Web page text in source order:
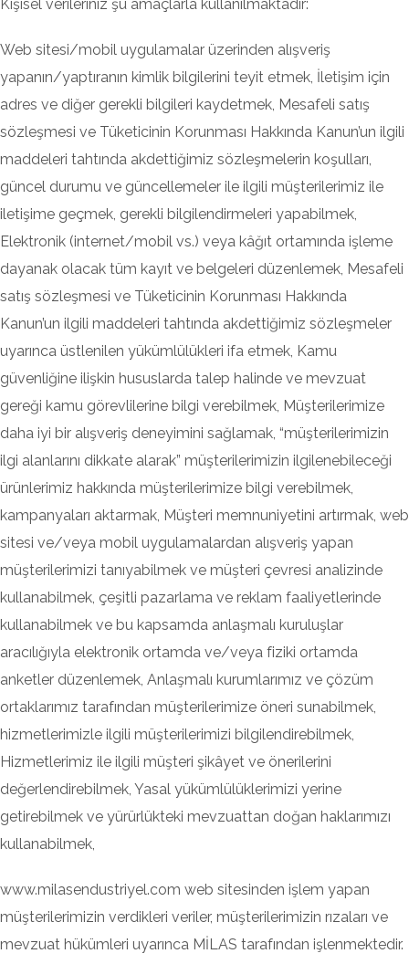
Kişisel verileriniz şu amaçlarla kullanılmaktadır:
Web sitesi/mobil uygulamalar üzerinden alışveriş
yapanın/yaptıranın kimlik bilgilerini teyit etmek, İletişim için
adres ve diğer gerekli bilgileri kaydetmek, Mesafeli satış
sözleşmesi ve Tüketicinin Korunması Hakkında Kanun’un ilgili
maddeleri tahtında akdettiğimiz sözleşmelerin koşulları,
güncel durumu ve güncellemeler ile ilgili müşterilerimiz ile
iletişime geçmek, gerekli bilgilendirmeleri yapabilmek,
Elektronik (internet/mobil vs.) veya kâğıt ortamında işleme
dayanak olacak tüm kayıt ve belgeleri düzenlemek, Mesafeli
satış sözleşmesi ve Tüketicinin Korunması Hakkında
Kanun’un ilgili maddeleri tahtında akdettiğimiz sözleşmeler
uyarınca üstlenilen yükümlülükleri ifa etmek, Kamu
güvenliğine ilişkin hususlarda talep halinde ve mevzuat
gereği kamu görevlilerine bilgi verebilmek, Müşterilerimize
daha iyi bir alışveriş deneyimini sağlamak, “müşterilerimizin
ilgi alanlarını dikkate alarak” müşterilerimizin ilgilenebileceği
ürünlerimiz hakkında müşterilerimize bilgi verebilmek,
kampanyaları aktarmak, Müşteri memnuniyetini artırmak, web
sitesi ve/veya mobil uygulamalardan alışveriş yapan
müşterilerimizi tanıyabilmek ve müşteri çevresi analizinde
kullanabilmek, çeşitli pazarlama ve reklam faaliyetlerinde
kullanabilmek ve bu kapsamda anlaşmalı kuruluşlar
aracılığıyla elektronik ortamda ve/veya fiziki ortamda
anketler düzenlemek, Anlaşmalı kurumlarımız ve çözüm
ortaklarımız tarafından müşterilerimize öneri sunabilmek,
hizmetlerimizle ilgili müşterilerimizi bilgilendirebilmek,
Hizmetlerimiz ile ilgili müşteri şikâyet ve önerilerini
değerlendirebilmek, Yasal yükümlülüklerimizi yerine
getirebilmek ve yürürlükteki mevzuattan doğan haklarımızı
kullanabilmek,
www.milasendustriyel.com web sitesinden işlem yapan
müşterilerimizin verdikleri veriler, müşterilerimizin rızaları ve
mevzuat hükümleri uyarınca MİLAS tarafından işlenmektedir.